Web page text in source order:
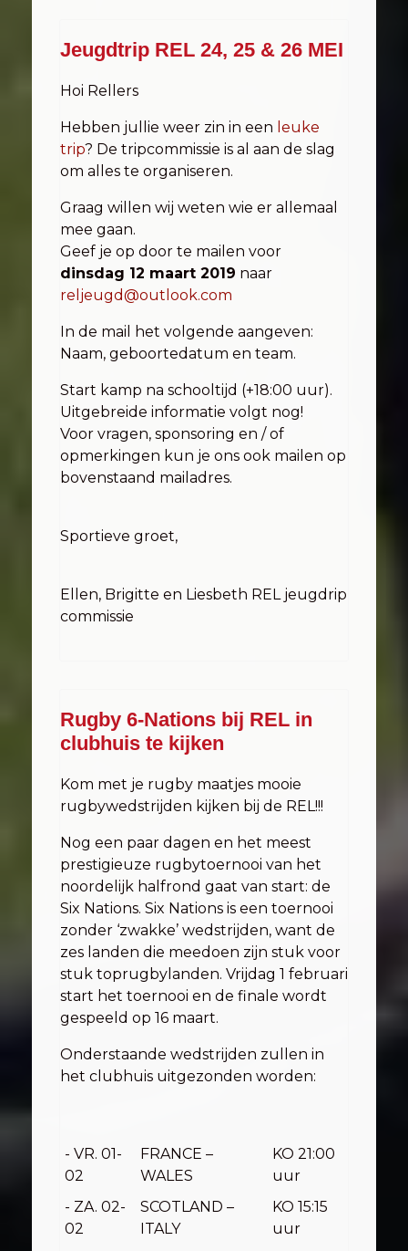
Jeugdtrip REL 24, 25 & 26 MEI
Hoi Rellers
Hebben jullie weer zin in een leuke
trip? De tripcommissie is al aan de slag
om alles te organiseren.
Graag willen wij weten wie er allemaal
mee gaan.
Geef je op door te mailen voor
dinsdag 12 maart 2019 naar
reljeugd@outlook.com
In de mail het volgende aangeven:
Naam, geboortedatum en team.
Start kamp na schooltijd (+18:00 uur).
Uitgebreide informatie volgt nog!
Voor vragen, sponsoring en / of
opmerkingen kun je ons ook mailen op
bovenstaand mailadres.
Sportieve groet,
Ellen, Brigitte en Liesbeth REL jeugdrip
commissie
Rugby 6-Nations bij REL in
clubhuis te kijken
Kom met je rugby maatjes mooie
rugbywedstrijden kijken bij de REL!!!
Nog een paar dagen en het meest
prestigieuze rugbytoernooi van het
noordelijk halfrond gaat van start: de
Six Nations. Six Nations is een toernooi
zonder ‘zwakke’ wedstrijden, want de
zes landen die meedoen zijn stuk voor
stuk toprugbylanden. Vrijdag 1 februari
start het toernooi en de finale wordt
gespeeld op 16 maart.
Onderstaande wedstrijden zullen in
het clubhuis uitgezonden worden:
- VR. 01-
02
FRANCE –
WALES
KO 21:00
uur
- ZA. 02-
02
SCOTLAND –
ITALY
KO 15:15
uur